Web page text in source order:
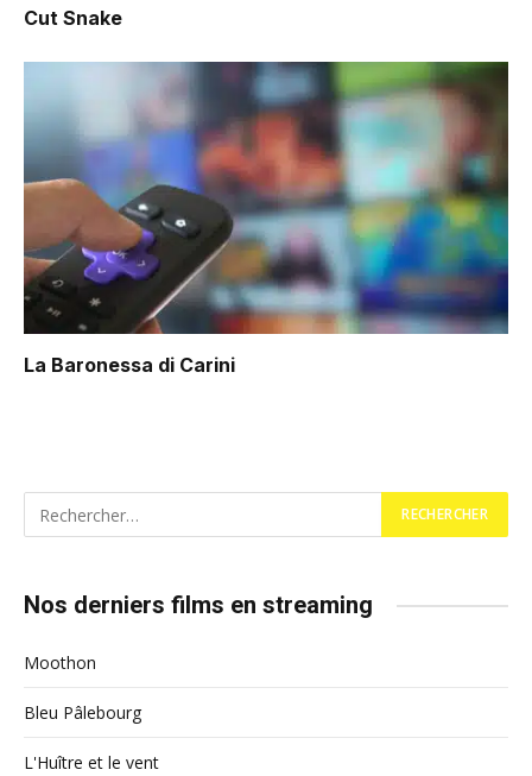
Cut Snake
La Baronessa di Carini
Nos derniers films en streaming
Moothon
Bleu Pâlebourg
L'Huître et le vent